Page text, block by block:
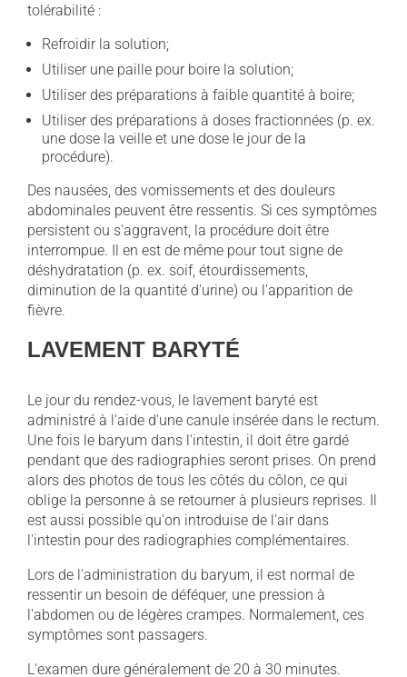
tolérabilité :
Refroidir la solution;
Utiliser une paille pour boire la solution;
Utiliser des préparations à faible quantité à boire;
Utiliser des préparations à doses fractionnées (p. ex.
une dose la veille et une dose le jour de la
procédure).
Des nausées, des vomissements et des douleurs
abdominales peuvent être ressentis. Si ces symptômes
persistent ou s'aggravent, la procédure doit être
interrompue. Il en est de même pour tout signe de
déshydratation (p. ex. soif, étourdissements,
diminution de la quantité d'urine) ou l'apparition de
fièvre.
LAVEMENT BARYTÉ
Le jour du rendez-vous, le lavement baryté est
administré à l'aide d'une canule insérée dans le rectum.
Une fois le baryum dans l'intestin, il doit être gardé
pendant que des radiographies seront prises. On prend
alors des photos de tous les côtés du côlon, ce qui
oblige la personne à se retourner à plusieurs reprises. Il
est aussi possible qu'on introduise de l'air dans
l'intestin pour des radiographies complémentaires.
Lors de l'administration du baryum, il est normal de
ressentir un besoin de déféquer, une pression à
l'abdomen ou de légères crampes. Normalement, ces
symptômes sont passagers.
L'examen dure généralement de 20 à 30 minutes.